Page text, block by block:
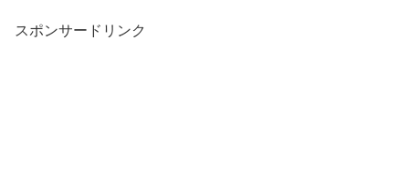
スポンサードリンク